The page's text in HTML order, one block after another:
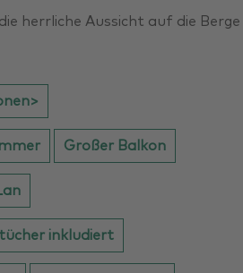
herrliche Aussicht auf die Berge
Großer Balkon
inkludiert